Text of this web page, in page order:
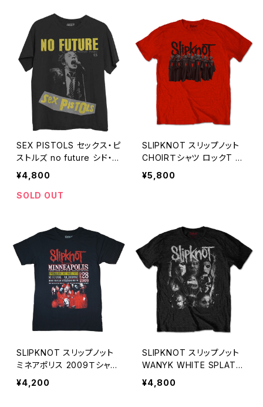
SEX PISTOLS セックス・ピ
ストルズ no future シド・ヴ
ィシャス Sid Vicious メン
ズ レディース PUNK パンク
バンドＴシャツ ロックTシャ
¥4,800
SOLD OUT
SLIPKNOT スリップノット
CHOIRＴシャツ ロックT バ
ンドT 赤 レッド ROCKOFF
SK-08
¥5,800
SLIPKNOT スリップノット
ミネアポリス 2009Ｔシャツ
ロックT バンドT Tシャツ
黒 ブラック ROCKOFF SK-
¥4,200
SLIPKNOT スリップノット
WANYK WHITE SPLATT
ER ロックT バンドT Tシャ
ツ 黒 ブラック ROCKOFF
¥4,800